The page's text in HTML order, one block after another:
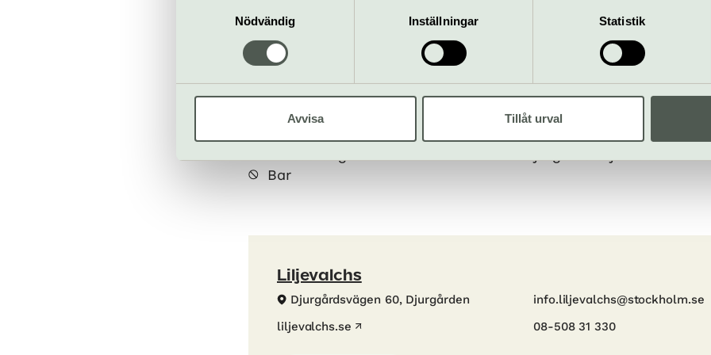
Nödvändig
Inställningar Statistik
Avvisa Tillåt urval
När
21 juni–10 januari 2027 Ingår i entrépriset
Kafé
Bar
Spårvagn 7 till Liljevalchs/
Liljevalchs
Djurgårdsvägen 60, Djurgården
liljevalchs.se
info.liljevalchs@stockholm.se
08-508 31 330